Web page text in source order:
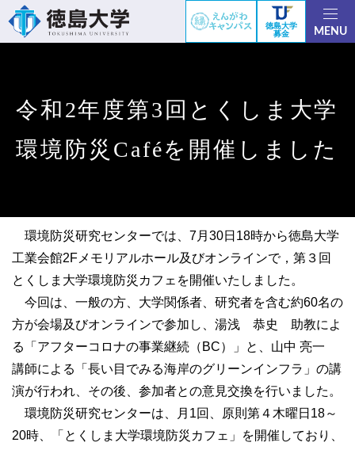
徳島大学
募金
MENU
令和2年度第3回とくしま大学
環境防災Caféを開催しました
環境防災研究センターでは、7月30日18時から徳島大学
工業会館2Fメモリアルホール及びオンラインで，第３回
とくしま大学環境防災カフェを開催いたしました。
今回は、一般の方、大学関係者、研究者を含む約60名の
方が会場及びオンラインで参加し、湯浅 恭史 助教によ
る「アフターコロナの事業継続（BC）」と、山中 亮一
講師による「長い目でみる海岸のグリーンインフラ」の講
演が行われ、その後、参加者との意見交換を行いました。
環境防災研究センターは、月1回、原則第４木曜日18～
20時、「とくしま大学環境防災カフェ」を開催しており、